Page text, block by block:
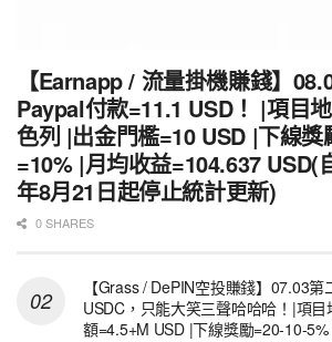
【Earnapp / 流量掛機賺錢】
Paypal付款=11.1 USD！ |項目
色列 |出金門檻=10 USD |下線獎
=10% |月均收益=104.637 USD(
年8月21日起停止統計更新)
0 SHARES
【Grass / DePIN空投賺錢】07.03
USDC，只能大笑三聲哈哈哈！|項
額=4.5+M USD |下線獎勵=20-10-